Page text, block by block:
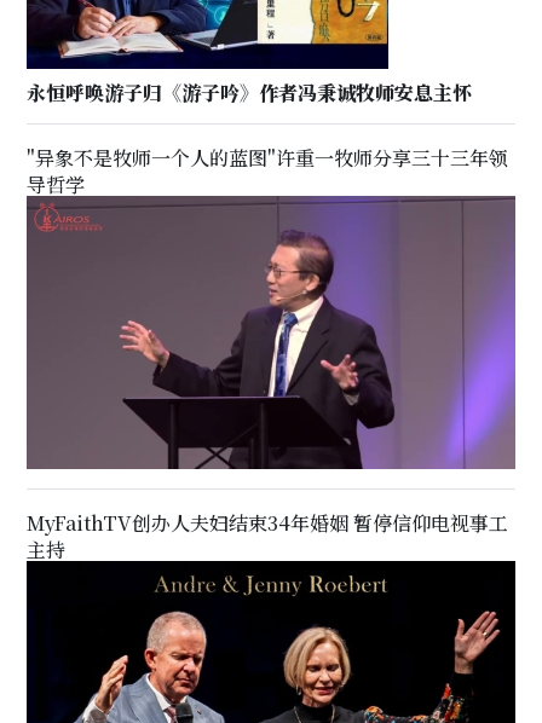
永恒呼唤游子归《游子吟》作者冯秉诚牧师安息主怀
"异象不是牧师一个人的蓝图"许重一牧师分享三十三年领
导哲学
MyFaithTV创办人夫妇结束34年婚姻 暂停信仰电视事工
主持